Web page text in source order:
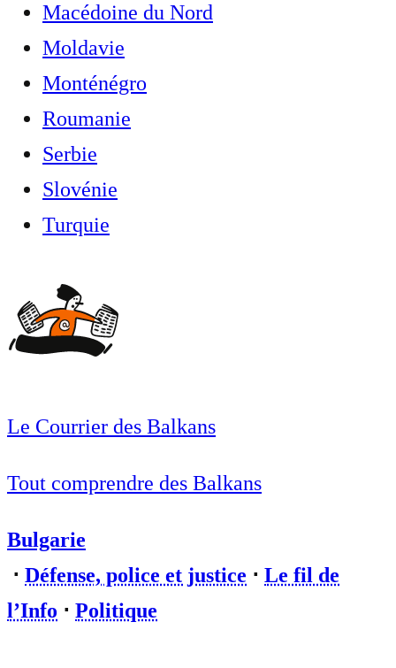
Macédoine du Nord
Moldavie
Monténégro
Roumanie
Serbie
Slovénie
Turquie
Le Courrier des Balkans
Tout comprendre des Balkans
Bulgarie
⋅ Défense, police et justice ⋅ Le fil de
l’Info ⋅ Politique